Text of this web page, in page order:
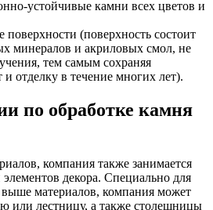
устойчивые камни всех цветов и
поверхности (поверхность состоит
минералов и акриловых смол, не
тем самым сохраняя
отделку в течение многих лет).
по обработке камня
компания также занимается
декора. Специально для
выше материалов, компания может
или лестницу, а также столешницы